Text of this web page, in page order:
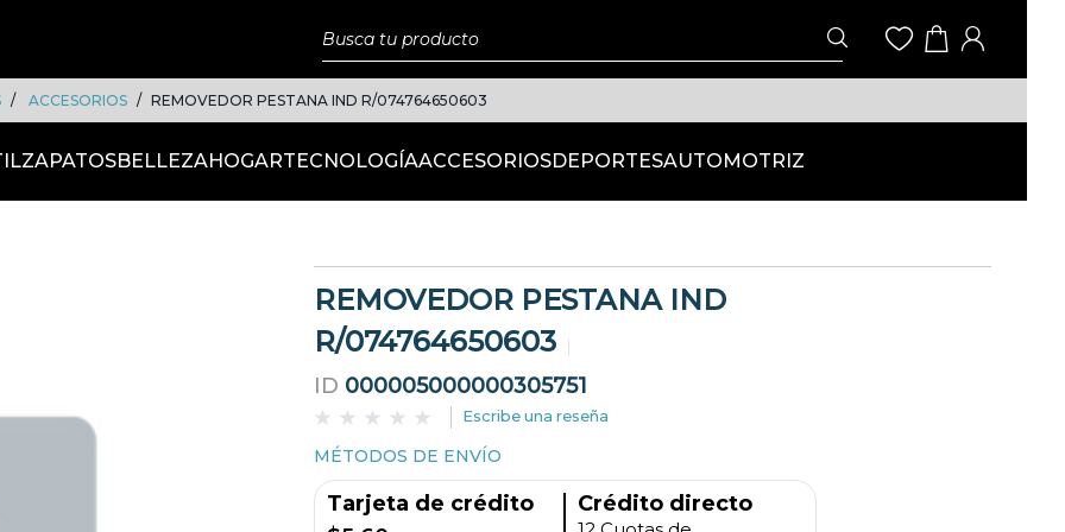
ACCESORIOS REMOVEDOR PESTANA IND R/074764650603
ZAPATOSBELLEZAHOGARTECNOLOGÍAACCESORIOSDEPORTESAUTOMOTRIZ
REMOVEDOR PESTANA IND
R/074764650603
ID 000005000000305751
Escribe una reseña
MÉTODOS DE ENVÍO
Tarjeta de crédito
Crédito directo